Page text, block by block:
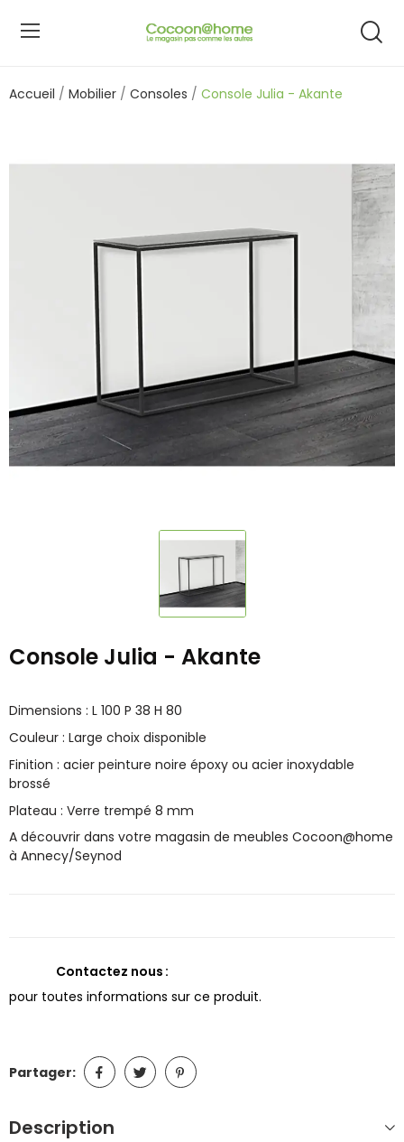
Accueil Mobilier Consoles Console Julia - Akante
Console Julia - Akante
Dimensions : L 100 P 38 H 80
Couleur : Large choix disponible
Finition : acier peinture noire époxy ou acier inoxydable
brossé
Plateau : Verre trempé 8 mm
A découvrir dans votre magasin de meubles Cocoon@home
à Annecy/Seynod
Contactez nous
pour toutes informations sur ce produit.
Partager:
Description